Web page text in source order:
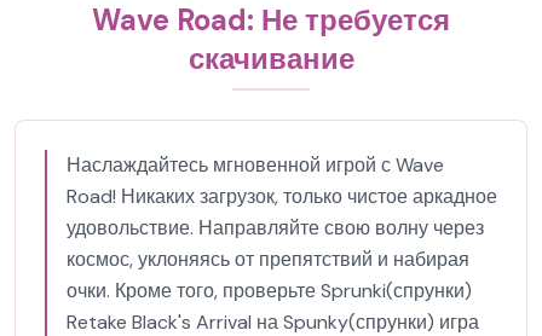
Wave Road: Не требуется
скачивание
Наслаждайтесь мгновенной игрой с Wave
Road! Никаких загрузок, только чистое аркадное
удовольствие. Направляйте свою волну через
космос, уклоняясь от препятствий и набирая
очки. Кроме того, проверьте Sprunki(спрунки)
Retake Black's Arrival на Spunky(спрунки) игра